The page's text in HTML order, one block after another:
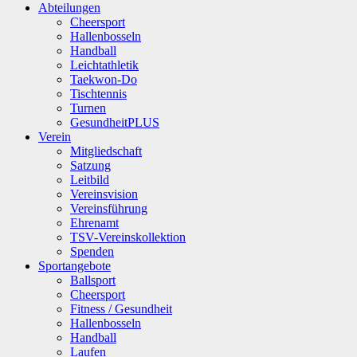
SuchenAbteilungen
Cheersport
Hallenbosseln
Handball
Leichtathletik
Taekwon-Do
Tischtennis
Turnen
GesundheitPLUS
Verein
Mitgliedschaft
Satzung
Leitbild
Vereinsvision
Vereinsführung
Ehrenamt
TSV-Vereinskollektion
Spenden
Sportangebote
Ballsport
Cheersport
Fitness / Gesundheit
Hallenbosseln
Handball
Laufen